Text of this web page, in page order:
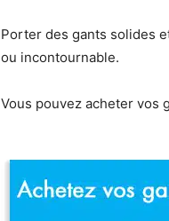
Porter des gants solides
ou incontournable.
Vous pouvez acheter vos